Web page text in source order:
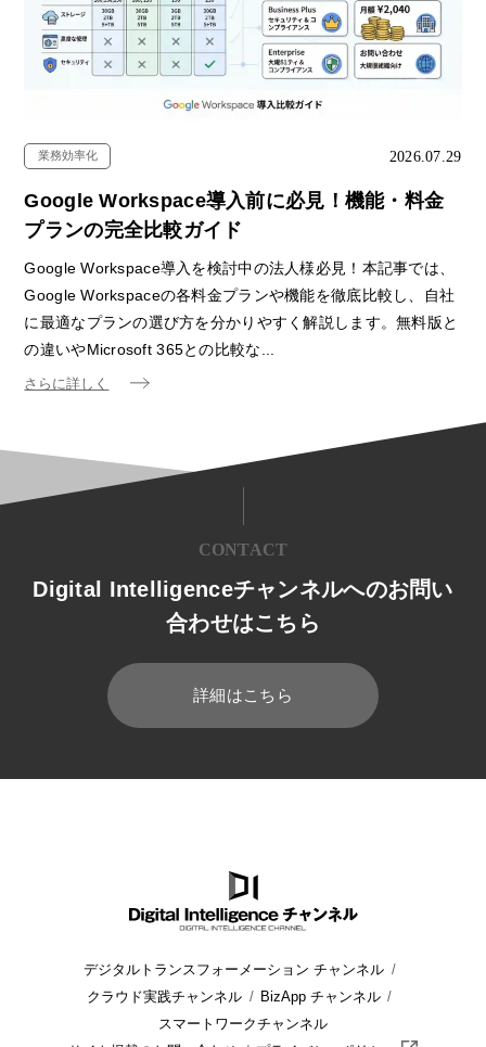
業務効率化 2026.07.29
Google Workspace導入前に必見！機能・料金
プランの完全比較ガイド
Google Workspace導入を検討中の法人様必見！本記事では、
Google Workspaceの各料金プランや機能を徹底比較し、自社
に最適なプランの選び方を分かりやすく解説します。無料版と
の違いやMicrosoft 365との比較な...
さらに詳しく
CONTACT
Digital Intelligenceチャンネルへのお問い
合わせはこちら
詳細はこちら
デジタルトランスフォーメーション チャンネル
クラウド実践チャンネル
BizApp チャンネル
スマートワークチャンネル